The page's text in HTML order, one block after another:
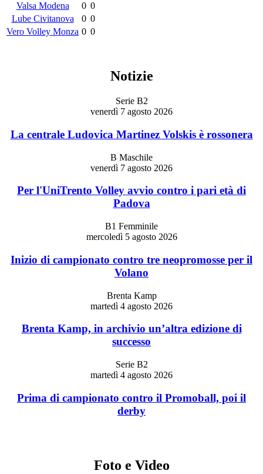
Valsa Modena
0 0
Lube Civitanova
0 0
Vero Volley Monza 0 0
Notizie
Serie B2
venerdì 7 agosto 2026
La centrale Ludovica Martinez Volskis è rossonera
B Maschile
venerdì 7 agosto 2026
Per l'UniTrento Volley avvio contro i pari età di
Padova
B1 Femminile
mercoledì 5 agosto 2026
Inizio di campionato contro tre neopromosse per il
Volano
Brenta Kamp
martedì 4 agosto 2026
Brenta Kamp, in archivio un’altra edizione di
successo
Serie B2
martedì 4 agosto 2026
Prima di campionato contro il Promoball, poi il
derby
Foto e Video